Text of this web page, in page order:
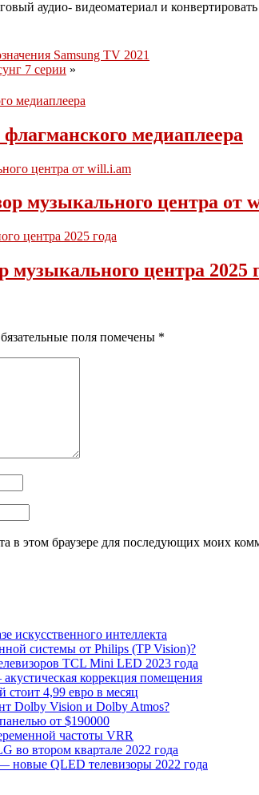
Samsung TV 2021
7 серии »
медиаплеера
музыкального центра от
центра 2025
поля помечены *
в этом браузере для последующих моих
искусственного интеллекта
системы от Philips (TP Vision)?
TCL Mini LED 2023 года
коррекция помещения
стоит 4,99 евро в месяц
Dolby Vision и Dolby Atmos?
от $190000
частоты VRR
во втором квартале 2022 года
новые QLED телевизоры 2022 года